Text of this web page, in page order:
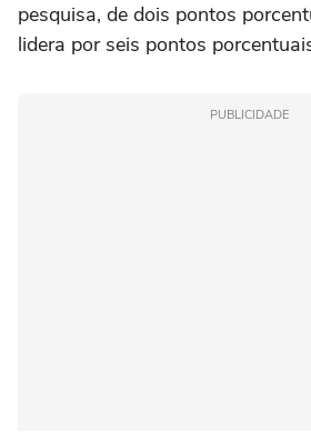
pesquisa, de dois pontos
lidera por seis pontos
PUBLICIDADE